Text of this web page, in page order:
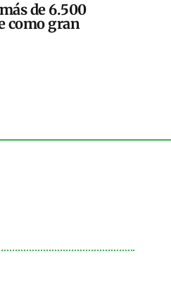
de 6.500
como gran